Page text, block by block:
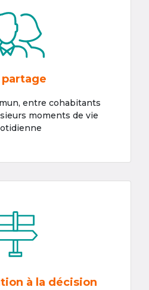
partage
entre cohabitants
moments de vie
à la décision